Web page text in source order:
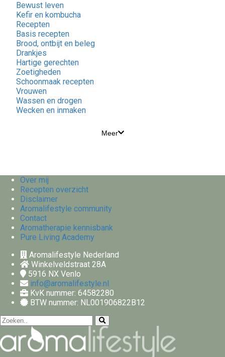
Bewust leven
Kefir en kombucha
Recepten
Basis recepten
Brood, ontbijt en beleg
Drankjes
Hartige gerechten
Zoetigheden
Schoonmaak recepten
Vrouwen
Wassen en drogen
Wecken en inmaken
Meer
Over mij
Recepten overzicht
Disclaimer
Aromalifestyle community
Contact
Aromatherapie kennisbank
Pure Living Academy
Aromalifestyle Nederland
Winkelveldstraat 28A
5916 NX Venlo
info@aromalifestyle.nl
KvK nummer: 64582280
BTW nummer: NL001906822B12